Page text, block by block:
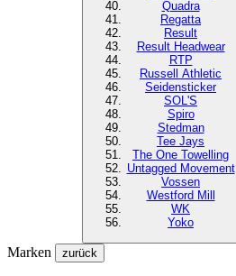
Quadra
Regatta
Result
Result Headwear
RTP
Russell Athletic
Seidensticker
SOL'S
Spiro
Stedman
Tee Jays
The One Towelling
Untagged Movement
Vossen
Westford Mill
WK
Yoko
Marken zurück